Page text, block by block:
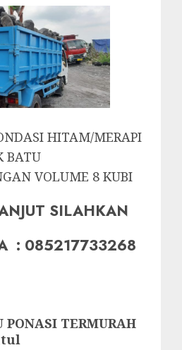
HITAM/MERAPI
BATU
VOLUME 8 KUBI
SILAHKAN
: 085217733268
PONASI TERMURAH